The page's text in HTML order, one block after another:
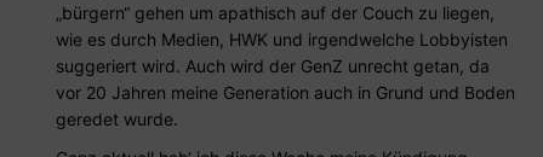
„bürgern“ gehen um apathisch auf der Couch zu liegen,
wie es durch Medien, HWK und irgendwelche Lobbyisten
suggeriert wird. Auch wird der GenZ unrecht getan, da
vor 20 Jahren meine Generation auch in Grund und Boden
geredet wurde.